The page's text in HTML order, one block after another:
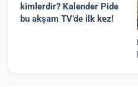
kimlerdir? Kalender Pide
bu akşam TV’de ilk kez!